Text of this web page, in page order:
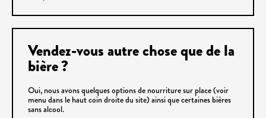
Vendez-vous autre chose que de la
bière ?
Oui, nous avons quelques options de nourriture sur place (voir
menu dans le haut coin droite du site) ainsi que certaines bières
sans alcool.